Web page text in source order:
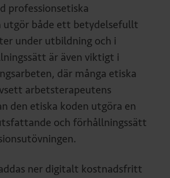
professionsetiska
utgör både ett betydelsefullt
under utbildning och i
är även viktigt i
där många etiska
arbetsterapeutens
den etiska koden utgöra en
och förhållningssätt
ner digitalt kostnadsfritt